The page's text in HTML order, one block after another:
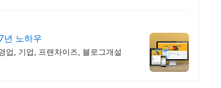
년 노하우
업, 기업, 프랜차이즈, 블로그개설